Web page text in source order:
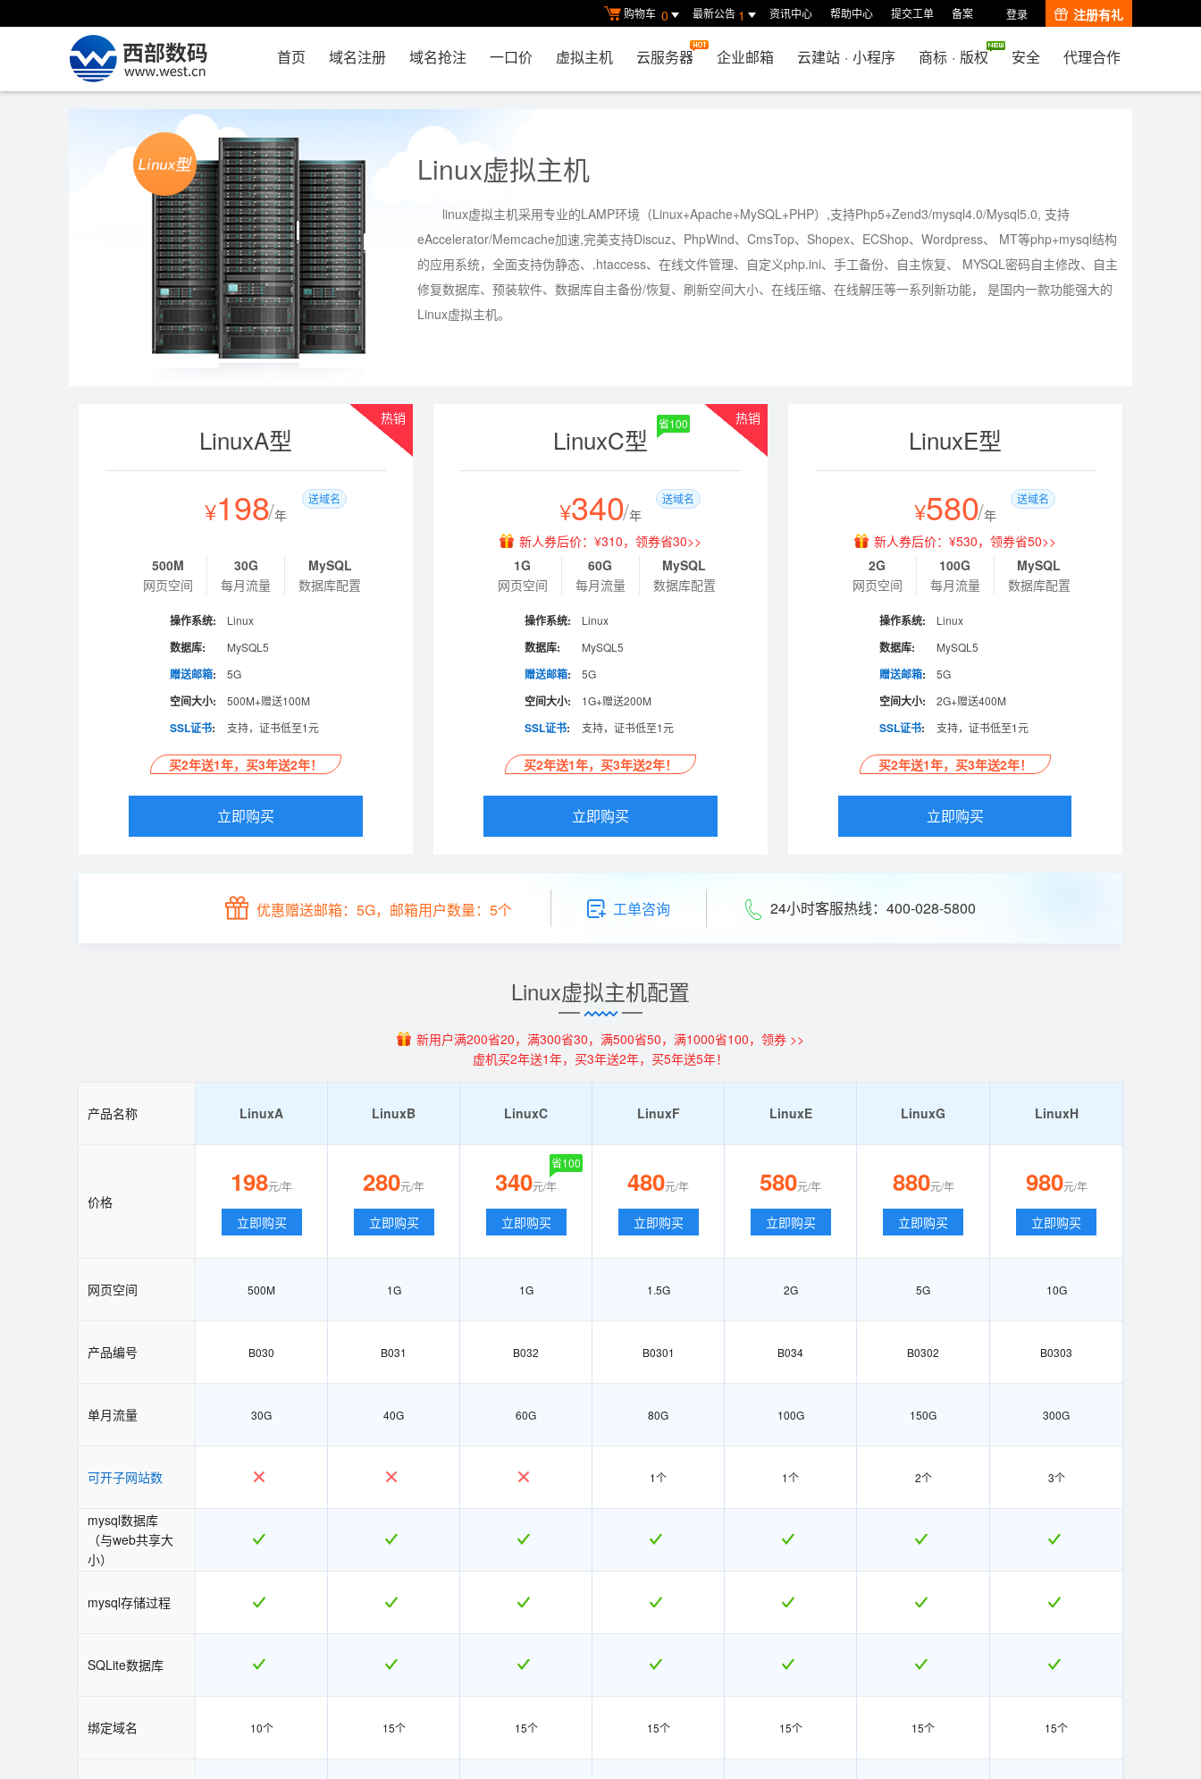
购物车 0 最新公告 1 资讯中心 帮助中心 提交工单 备案 登录 注册有礼
首页 域名注册 域名抢注 一口价 虚拟主机 云服务器 企业邮箱 云建站 · 小程序 商标 · 版权 安全 代理合作
Linux虚拟主机
linux虚拟主机采用专业的LAMP环境（Linux+Apache+MySQL+PHP）,支持Php5+Zend3/mysql4.0/Mysql5.0, 支持
eAccelerator/Memcache加速,完美支持Discuz、PhpWind、CmsTop、Shopex、ECShop、Wordpress、 MT等php+mysql结构
的应用系统，全面支持伪静态、.htaccess、在线文件管理、自定义php.ini、手工备份、自主恢复、 MYSQL密码自主修改、自主
修复数据库、预装软件、数据库自主备份/恢复、刷新空间大小、在线压缩、在线解压等一系列新功能， 是国内一款功能强大的
Linux虚拟主机。
热销
LinuxA型
¥198/年
送域名
500M
网页空间
30G
每月流量
MySQL
数据库配置
操作系统: Linux
数据库: MySQL5
赠送邮箱: 5G
空间大小: 500M+赠送100M
SSL证书: 支持，证书低至1元
买2年送1年，买3年送2年！
立即购买
热销
LinuxC型 省100
¥340/年
送域名
新人券后价：¥310，领券省30>>
1G
网页空间
60G
每月流量
MySQL
数据库配置
操作系统: Linux
数据库: MySQL5
赠送邮箱: 5G
空间大小: 1G+赠送200M
SSL证书: 支持，证书低至1元
买2年送1年，买3年送2年！
立即购买
LinuxE型
¥580/年
送域名
新人券后价：¥530，领券省50>>
2G
网页空间
100G
每月流量
MySQL
数据库配置
操作系统: Linux
数据库: MySQL5
赠送邮箱: 5G
空间大小: 2G+赠送400M
SSL证书: 支持，证书低至1元
买2年送1年，买3年送2年！
立即购买
优惠赠送邮箱：5G，邮箱用户数量：5个 工单咨询 24小时客服热线：400-028-5800
Linux虚拟主机配置
新用户满200省20，满300省30，满500省50，满1000省100，领券 >>
虚机买2年送1年，买3年送2年，买5年送5年！
产品名称 LinuxA LinuxB LinuxC LinuxF LinuxE LinuxG LinuxH
价格
198元/年
立即购买
280元/年
立即购买
340元/年
省100
立即购买
480元/年
立即购买
580元/年
立即购买
880元/年
立即购买
980元/年
立即购买
网页空间 500M 1G 1G 1.5G 2G 5G 10G
产品编号 B030 B031 B032 B0301 B034 B0302 B0303
单月流量 30G 40G 60G 80G 100G 150G 300G
可开子网站数 1个 1个 2个 3个
mysql数据库
（与web共享大
小）
mysql存储过程
SQLite数据库
绑定域名 10个 15个 15个 15个 15个 15个 15个